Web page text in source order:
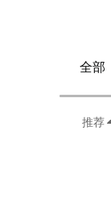
全部
推荐